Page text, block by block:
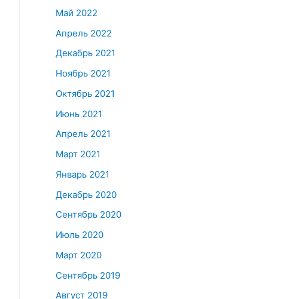
Май 2022
Апрель 2022
Декабрь 2021
Ноябрь 2021
Октябрь 2021
Июнь 2021
Апрель 2021
Март 2021
Январь 2021
Декабрь 2020
Сентябрь 2020
Июль 2020
Март 2020
Сентябрь 2019
Август 2019